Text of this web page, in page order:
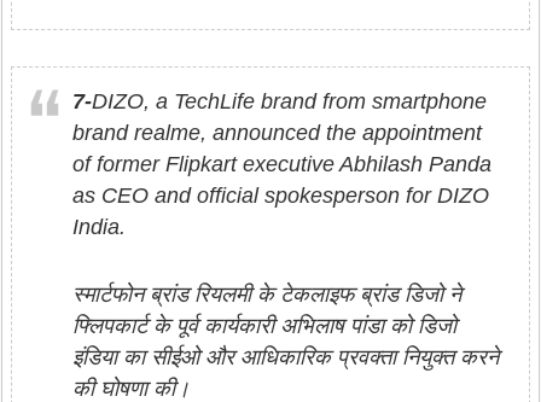
7-DIZO, a TechLife brand from smartphone
brand realme, announced the appointment
of former Flipkart executive Abhilash Panda
as CEO and official spokesperson for DIZO
India.
स्मार्टफोन ब्रांड रियलमी के टेकलाइफ ब्रांड डिजो ने
फ्लिपकार्ट के पूर्व कार्यकारी अभिलाष पांडा को डिजो
इंडिया का सीईओ और आधिकारिक प्रवक्ता नियुक्त करने
की घोषणा की।